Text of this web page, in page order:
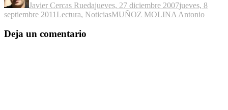
Javier Cercas Ruedajueves, 27 diciembre 2007jueves, 8
septiembre 2011 Categorías
Lectura, NoticiasEtiquetas
MUÑOZ MOLINA Antonio
Deja un comentario